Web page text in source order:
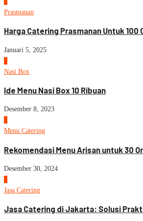
Prasmanan
Harga Catering Prasmanan Untuk 100
Januari 5, 2025
Nasi Box
Ide Menu Nasi Box 10 Ribuan
Desember 8, 2023
Menu Catering
Rekomendasi Menu Arisan untuk 30
Desember 30, 2024
Jasa Catering
Jasa Catering di Jakarta: Solusi